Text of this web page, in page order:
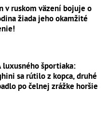
v ruskom väzení bojuje o
žiada jeho okamžité
luxusného športiaka:
sa rútilo z kopca, druhé
po čelnej zrážke horšie